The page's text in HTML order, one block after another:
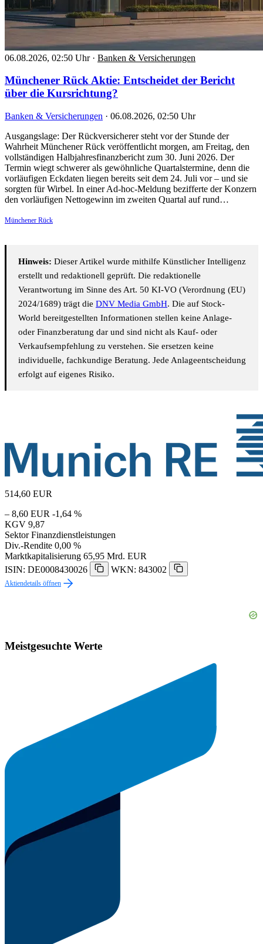
06.08.2026, 02:50 Uhr · Banken & Versicherungen
Münchener Rück Aktie: Entscheidet der Bericht
über die Kursrichtung?
Banken & Versicherungen · 06.08.2026, 02:50 Uhr
Ausgangslage: Der Rückversicherer steht vor der Stunde der
Wahrheit Münchener Rück veröffentlicht morgen, am Freitag, den
vollständigen Halbjahresfinanzbericht zum 30. Juni 2026. Der
Termin wiegt schwerer als gewöhnliche Quartalstermine, denn die
vorläufigen Eckdaten liegen bereits seit dem 24. Juli vor – und sie
sorgten für Wirbel. In einer Ad-hoc-Meldung bezifferte der Konzern
den vorläufigen Nettogewinn im zweiten Quartal auf rund…
Münchener Rück
Hinweis: Dieser Artikel wurde mithilfe Künstlicher Intelligenz
erstellt und redaktionell geprüft. Die redaktionelle
Verantwortung im Sinne des Art. 50 KI-VO (Verordnung (EU)
2024/1689) trägt die DNV Media GmbH. Die auf Stock-
World bereitgestellten Informationen stellen keine Anlage-
oder Finanzberatung dar und sind nicht als Kauf- oder
Verkaufsempfehlung zu verstehen. Sie ersetzen keine
individuelle, fachkundige Beratung. Jede Anlageentscheidung
erfolgt auf eigenes Risiko.
514,60 EUR
– 8,60 EUR -1,64 %
KGV 9,87
Sektor Finanzdienstleistungen
Div.-Rendite 0,00 %
Marktkapitalisierung 65,95 Mrd. EUR
ISIN: DE0008430026
WKN: 843002
Aktiendetails öffnen
Meistgesuchte Werte